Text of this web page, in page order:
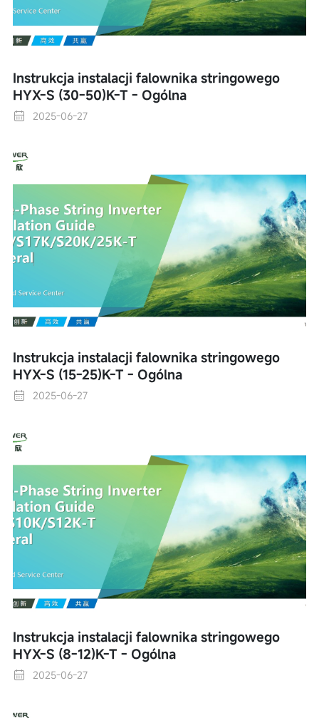
Instrukcja instalacji falownika stringowego
HYX-S (30-50)K-T - Ogólna
2025-06-27
Instrukcja instalacji falownika stringowego
HYX-S (15-25)K-T - Ogólna
2025-06-27
Instrukcja instalacji falownika stringowego
HYX-S (8-12)K-T - Ogólna
2025-06-27